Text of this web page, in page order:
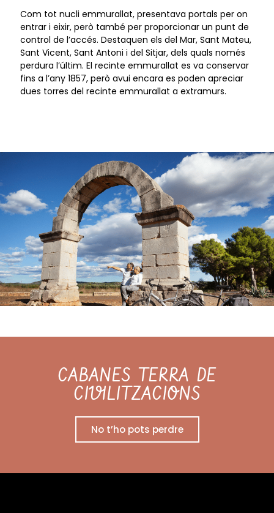
Com tot nucli emmurallat, presentava portals per on
entrar i eixir, però també per proporcionar un punt de
control de l’accés. Destaquen els del Mar, Sant Mateu,
Sant Vicent, Sant Antoni i del Sitjar, dels quals només
perdura l’últim. El recinte emmurallat es va conservar
fins a l’any 1857, però avui encara es poden apreciar
dues torres del recinte emmurallat a extramurs.
CABANES TERRA DE
CIVILITZACIONS
No t’ho pots perdre